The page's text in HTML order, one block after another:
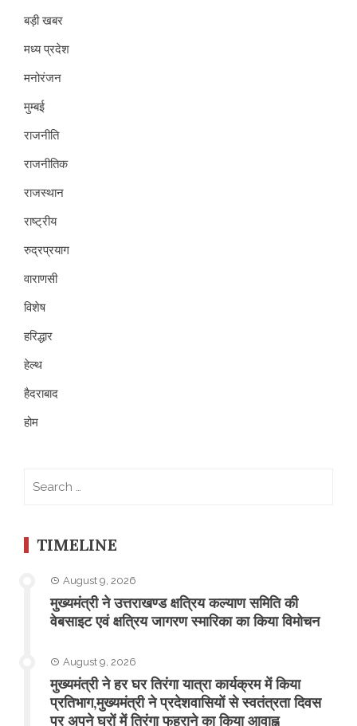
बड़ी खबर
मध्य प्रदेश
मनोरंजन
मुम्बई
राजनीति
राजनीतिक
राजस्थान
राष्ट्रीय
रुद्रप्रयाग
वाराणसी
विशेष
हरिद्धार
हेल्थ
हैदराबाद
होम
TIMELINE
August 9, 2026
मुख्यमंत्री ने उत्तराखण्ड क्षत्रिय कल्याण समिति की
वेबसाइट एवं क्षत्रिय जागरण स्मारिका का किया विमोचन
August 9, 2026
मुख्यमंत्री ने हर घर तिरंगा यात्रा कार्यक्रम में किया
प्रतिभाग,मुख्यमंत्री ने प्रदेशवासियों से स्वतंत्रता दिवस
पर अपने घरों में तिरंगा फहराने का किया आवाह्न